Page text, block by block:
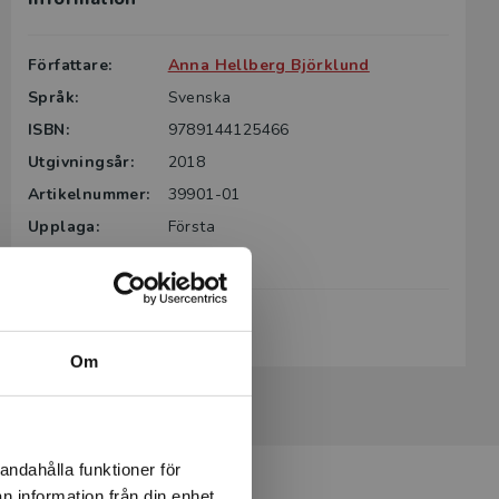
Om
funktioner för
Författare:
Anna Hellberg Björklund
Språk:
Svenska
ISBN:
9789144125466
Utgivningsår:
2018
Artikelnummer:
39901-01
Upplaga:
Första